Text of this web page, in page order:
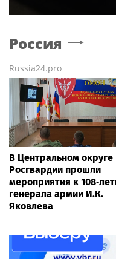
Россия
Russia24.pro
В Центральном округе
Росгвардии прошли
мероприятия к
генерала армии И.К.
Яковлева